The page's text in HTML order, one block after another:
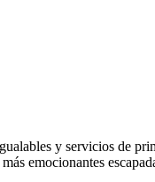
y servicios de
emocionantes